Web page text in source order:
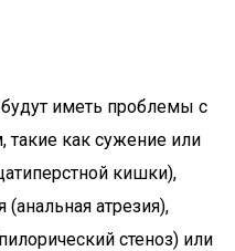
иметь проблемы с
как сужение или
кишки),
(анальная атрезия),
стеноз) или